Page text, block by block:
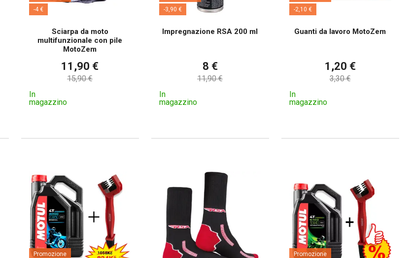
-4 €
Sciarpa da moto
multifunzionale con pile
MotoZem
11,90 €
15,90 €
In
magazzino
-3,90 €
Impregnazione RSA 200 ml
8 €
11,90 €
In
magazzino
-2,10 €
Guanti da lavoro MotoZem
1,20 €
3,30 €
In
magazzino
Promozione
Promozione